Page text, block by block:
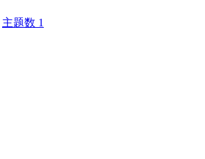
主题数 1